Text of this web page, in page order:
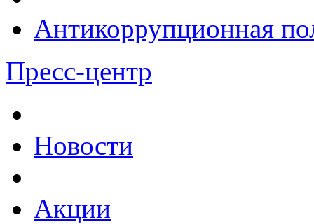
Антикоррупционная
Пресс-центр
Новости
Акции